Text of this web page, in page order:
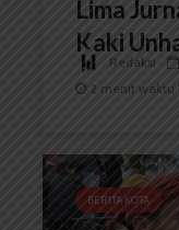
Lima
Kaki
Redaksi
2 menit waktu
BERITA KOTA